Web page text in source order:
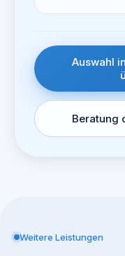
Auswahl
Beratung
Weitere Leistungen